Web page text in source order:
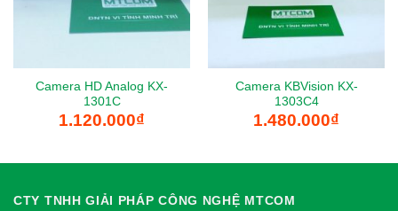
Camera HD Analog KX-
1301C
1.120.000₫
Camera KBVision KX-
1303C4
1.480.000₫
CTY TNHH GIẢI PHÁP CÔNG NGHỆ MTCOM